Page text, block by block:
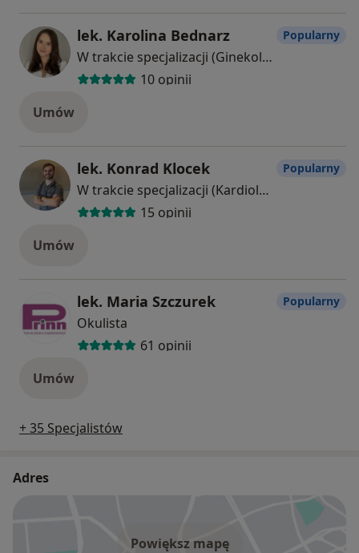
lek. Karolina Bednarz
W trakcie specjalizacji (Ginekolog)
10 opinii
Popularny
Umów
lek. Konrad Klocek
W trakcie specjalizacji (Kardiolog)
15 opinii
Popularny
Umów
lek. Maria Szczurek
Okulista
61 opinii
Popularny
Umów
+ 35 Specjalistów
Adres
Powiększ mapę